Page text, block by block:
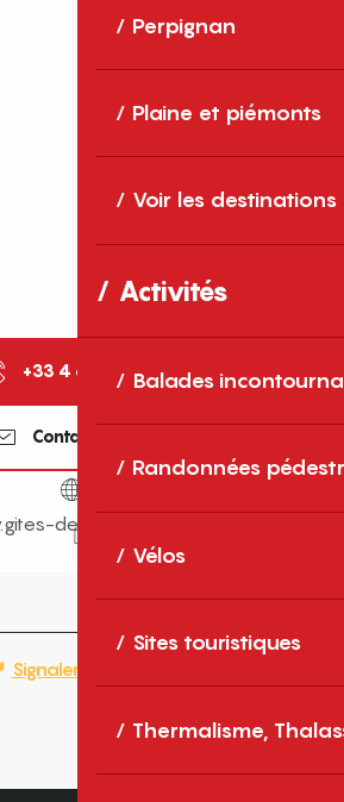
Perpignan
Plaine et piémonts
Voir les destinations
Activités
Balades
Randonnées
Vélos
Sites touristiques
Thermalisme,
+33 4 68 11 40 ▒▒
Contactez-nous
de-france-sud.fr
Signaler une erreur